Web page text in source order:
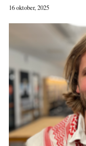
16 oktober, 2025